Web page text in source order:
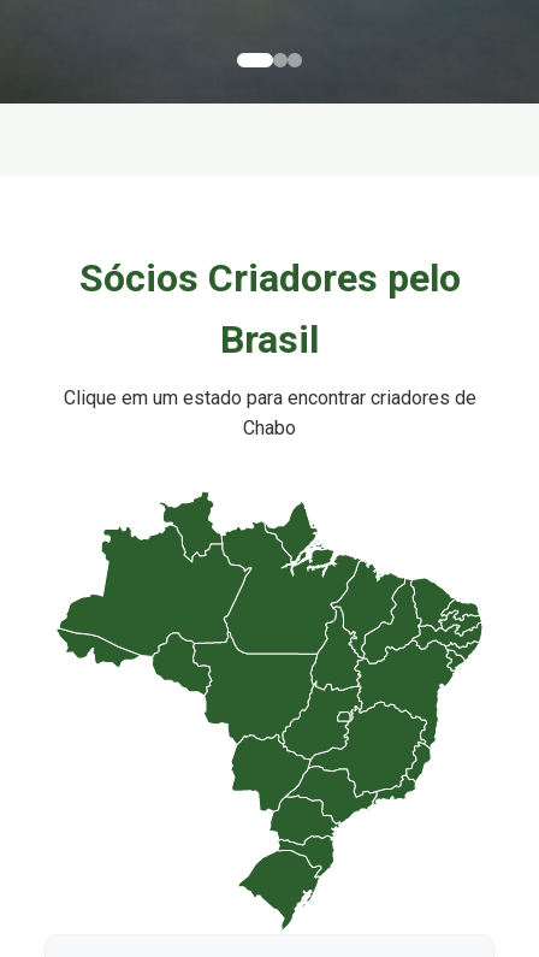
Sócios Criadores pelo
Brasil
Clique em um estado para encontrar criadores de
Chabo